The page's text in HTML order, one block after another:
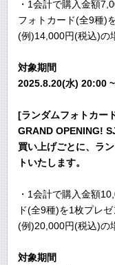
・1会計で購入金額
フォトカード(全9種)
(例)14,000円(税込)の
対象期間
2025.8.20(水) 20:00
[ランダムフォトカー
GRAND OPENING!
買い上げごとに、ラ
トいたします。
・1会計で購入金額
ド(全9種)を1枚プレゼ
(例)20,000円(税込)の
対象期間